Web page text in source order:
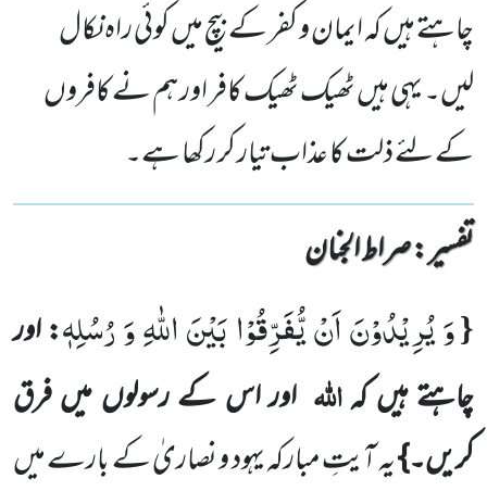
چاہتے ہیں کہ ایمان و کفر کے بیچ میں کوئی راہ نکال
لیں۔ یہی ہیں ٹھیک ٹھیک کافر اور ہم نے کافروں
کے لئے ذلت کا عذاب تیار کر رکھا ہے۔
تفسیر : ‎صراط الجنان
{وَ یُرِیْدُوْنَ اَنْ یُّفَرِّقُوْا بَیْنَ اللّٰهِ وَ رُسُلِهٖ: اور
چاہتے ہیں کہاللہ اور اس کے رسولوں میں فرق
کریں۔}یہ آیتِ مبارکہ یہود و نصاریٰ کے بارے میں